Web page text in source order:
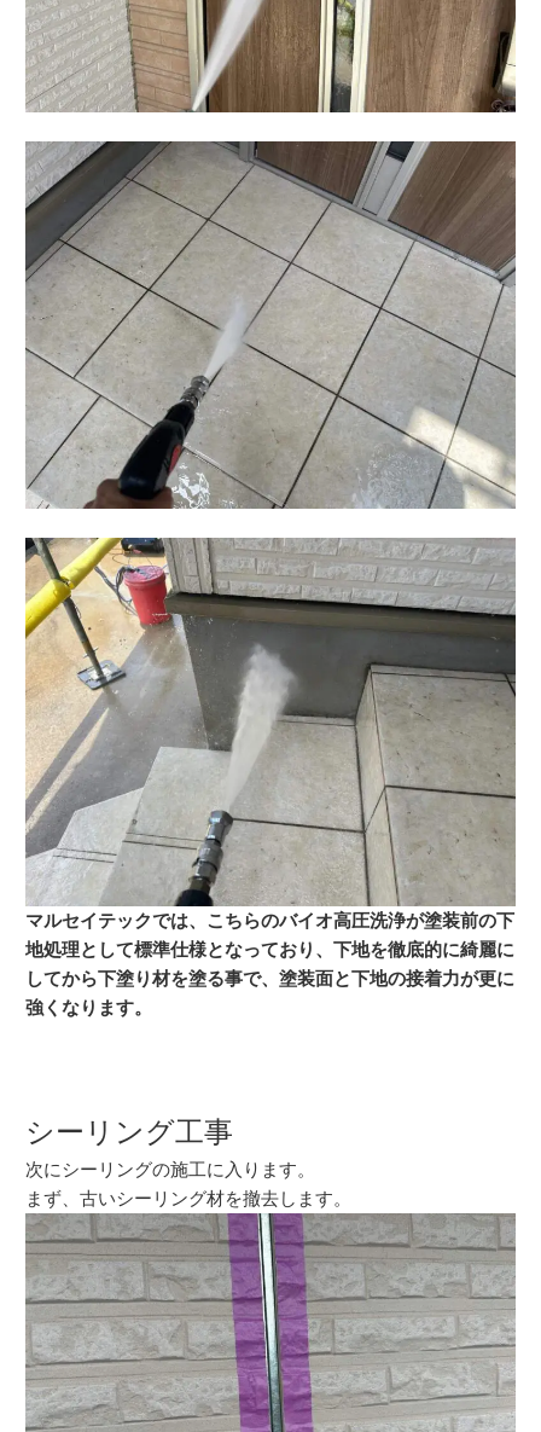
マルセイテックでは、こちらのバイオ高圧洗浄が塗装前の下
地処理として標準仕様となっており、下地を徹底的に綺麗に
してから下塗り材を塗る事で、塗装面と下地の接着力が更に
強くなります。
シーリング工事
次にシーリングの施工に入ります。
まず、古いシーリング材を撤去します。